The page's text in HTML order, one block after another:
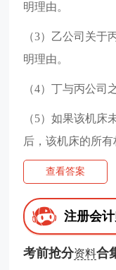
明理由。
（3）乙公司关
明理由。
（4）丁与丙公司
（5）如果该机
后，该机床的所有
查看答案
注册会
考前抢分资料合